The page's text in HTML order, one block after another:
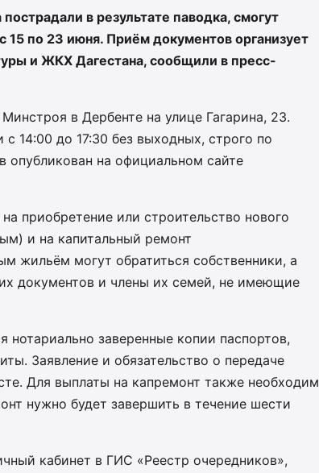
в результате паводка, смогут
15 по 23 июня. Приём документов организует
и ЖКХ Дагестана, сообщили в пресс-
в Дербенте на улице Гагарина, 23.
14:00 до 17:30 без выходных, строго по
опубликован на официальном сайте
приобретение или строительство нового
и на капитальный ремонт
жильём могут обратиться собственники, а
документов и члены их семей, не имеющие
заверенные копии паспортов,
Заявление и обязательство о передаче
Для выплаты на капремонт также необходим
нужно будет завершить в течение шести
кабинет в ГИС «Реестр очередников»,